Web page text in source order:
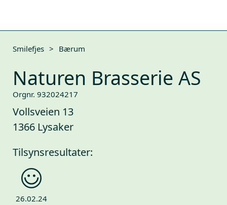
Smilefjes > Bærum
Naturen Brasserie AS
Orgnr. 932024217
Vollsveien 13
1366 Lysaker
Tilsynsresultater:
26.02.24